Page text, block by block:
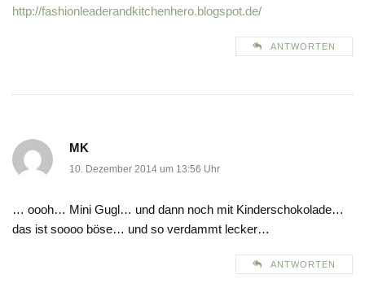
http://fashionleaderandkitchenhero.blogspot.de/
ANTWORTEN
MK
10. Dezember 2014 um 13:56 Uhr
… oooh… Mini Gugl… und dann noch mit Kinderschokolade…
das ist soooo böse… und so verdammt lecker…
ANTWORTEN